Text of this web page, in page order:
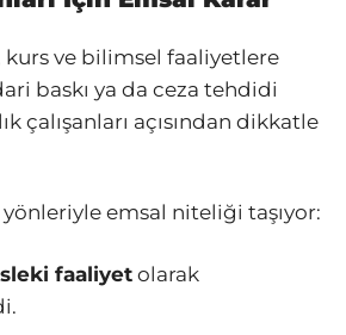
kurs ve bilimsel faaliyetlere
baskı ya da ceza tehdidi
çalışanları açısından dikkatle
emsal niteliği taşıyor:
faaliyet olarak